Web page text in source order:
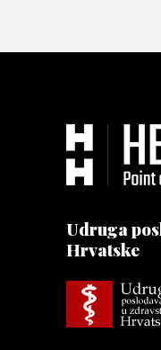
Udruga
Hrvatske